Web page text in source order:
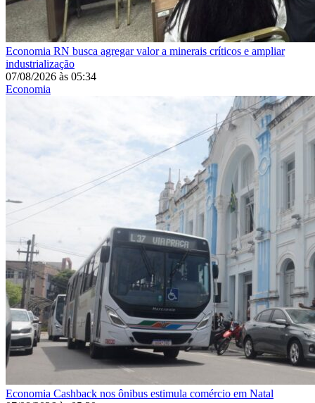
Economia RN busca agregar valor a minerais críticos e ampliar
industrialização
07/08/2026 às 05:34
Economia
Economia Cashback nos ônibus estimula comércio em Natal